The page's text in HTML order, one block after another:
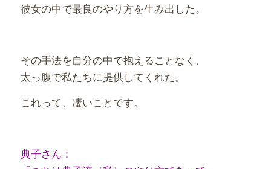
彼女の中で最良のやり方を生み出した。
その手法を自分の中で抱えることなく、
太っ腹で私たちに提供してくれた。
これって、凄いことです。
典子さん：